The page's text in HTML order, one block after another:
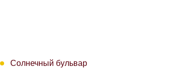
Солнечный бульвар